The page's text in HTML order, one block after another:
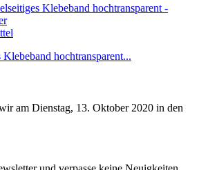
Klebeband hochtransparent...
am Dienstag, 13. Oktober 2020 in den